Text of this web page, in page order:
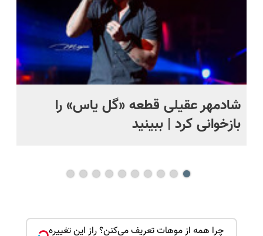
شادمهر عقیلی قطعه «گل یاس» را
بازخوانی کرد | ببینید
چرا همه از موهات تعریف می‌کنن؟ راز این تغییره...